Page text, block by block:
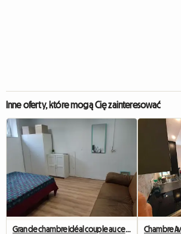
Inne oferty, które mogą Cię zainteresować
Grande chambre idéal couple au centre d'Oviedo